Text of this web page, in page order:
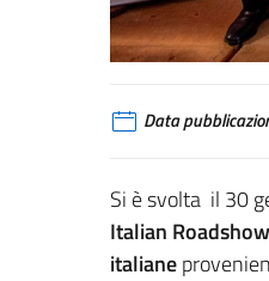
Data
Si è svolta il 30
Italian
italiane